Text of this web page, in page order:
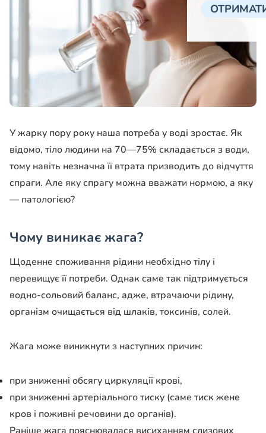
У жарку пору року наша потреба у воді зростає. Як
відомо, тіло людини на 70—75% складається з води,
тому навіть незначна її втрата призводить до відчуття
спраги. Але яку спрагу можна вважати нормою, а яку
— патологією?
Чому виникає жага?
Щоденне споживання рідини необхідно тілу і
перевищує її потреби. Однак саме так підтримується
водно-сольовий баланс, адже, втрачаючи рідину,
організм очищається від шлаків, токсинів, солей.
Жага може виникнути з наступних причин:
при зниженні обсягу циркуляції крові,
при зниженні артеріального тиску (саме тиск жене
кров і поживні речовини до органів).